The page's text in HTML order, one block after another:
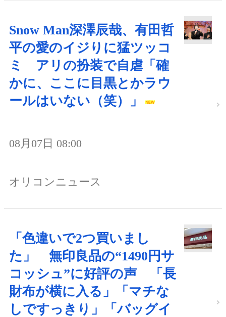
Snow Man深澤辰哉、有田哲
平の愛のイジりに猛ツッコ
ミ アリの扮装で自虐「確
かに、ここに目黒とかラウ
ールはいない（笑）」
08月07日 08:00
オリコンニュース
「色違いで2つ買いまし
た」 無印良品の“1490円サ
コッシュ”に好評の声 「長
財布が横に入る」「マチな
しですっきり」「バッグイ